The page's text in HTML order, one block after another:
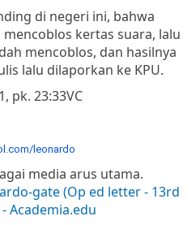
di negeri ini, bahwa
kertas suara, lalu
mencoblos, dan hasilnya
lalu dilaporkan ke KPU.
pk. 23:33VC
leonardo
media arus utama.
gate (Op ed letter - 13rd
Academia.edu